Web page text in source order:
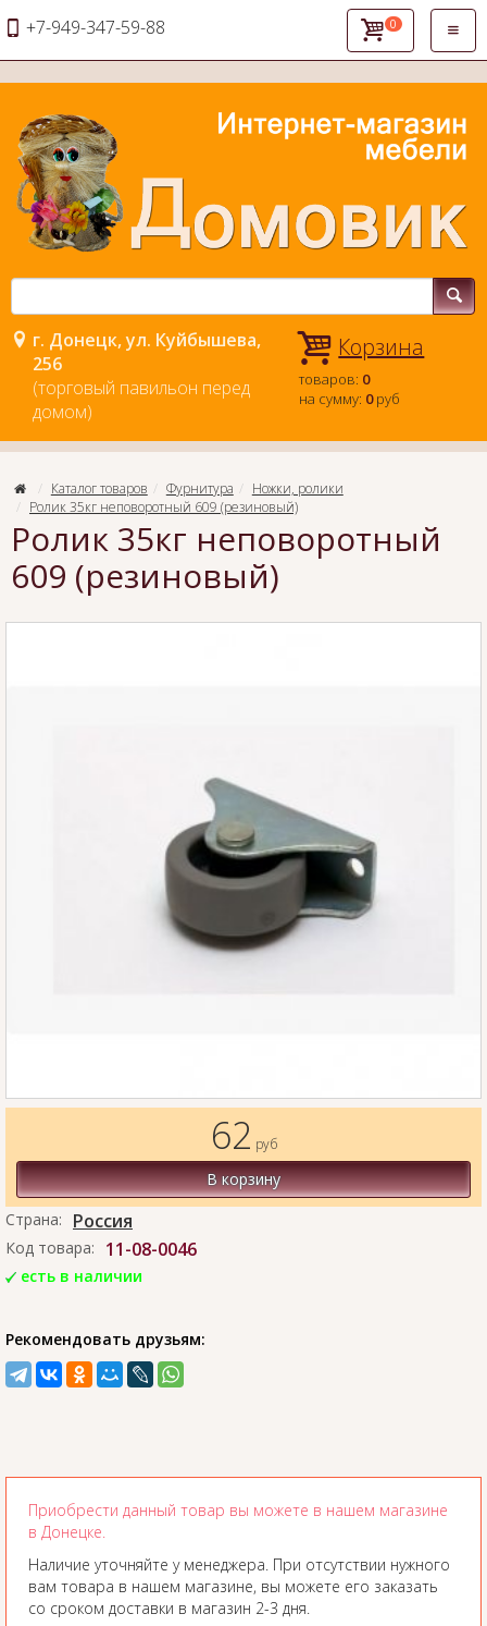
+7-949-347-59-88 0
г. Донецк, ул. Куйбышева,
256
(торговый павильон перед
домом)
Корзина
товаров: 0
на сумму: 0руб
Каталог товаров Фурнитура
Ножки, ролики
Ролик 35кг неповоротный 609 (резиновый)
Ролик 35кг неповоротный
609 (резиновый)
62 руб
В корзину
Страна:
Россия
Код товара: 11-08-0046
есть в наличии
Рекомендовать друзьям:
Приобрести данный товар вы можете в нашем магазине
в Донецке.
Наличие уточняйте у менеджера. При отсутствии нужного
вам товара в нашем магазине, вы можете его заказать
со сроком доставки в магазин 2-3 дня.